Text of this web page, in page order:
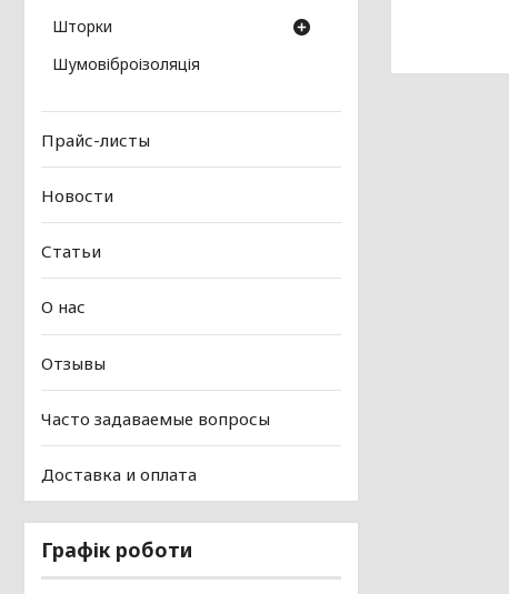
Шторки
Шумовіброізоляція
Прайс-листы
Новости
Статьи
О нас
Отзывы
Часто задаваемые вопросы
Доставка и оплата
Графік роботи